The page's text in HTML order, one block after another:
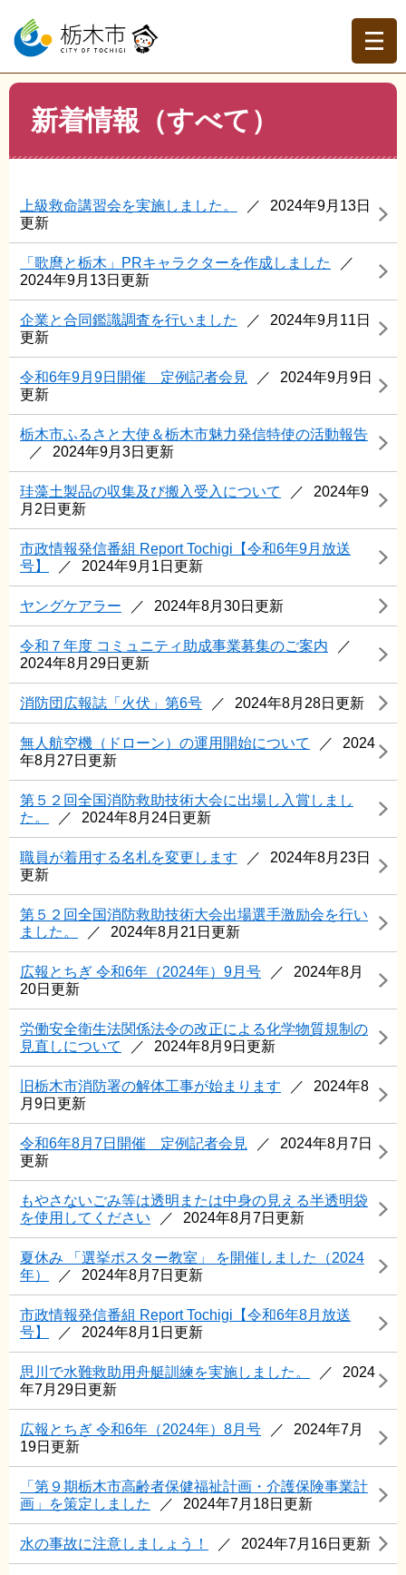
ー
の
先
ニ
ー
を
現在地
トップページ >新着情報（すべて）
新着情報（すべて）
上級救命講習会を実施しました。
2024年9月13日
更新
「歌麿と栃木」PRキャラクターを作成しました
2024年9月13日更新
企業と合同鑑識調査を行いました
2024年9月11日
更新
令和6年9月9日開催 定例記者会見
2024年9月9日
更新
栃木市ふるさと大使＆栃木市魅力発信特使の活動報告
2024年9月3日更新
珪藻土製品の収集及び搬入受入について
2024年9
月2日更新
市政情報発信番組 Report Tochigi【令和6年9月放送
号】
2024年9月1日更新
ヤングケアラー 2024年8月30日更新
令和７年度 コミュニティ助成事業募集のご案内
2024年8月29日更新
消防団広報誌「火伏」第6号 2024年8月28日更新
無人航空機（ドローン）の運用開始について
2024
年8月27日更新
第５２回全国消防救助技術大会に出場し入賞しまし
た。
2024年8月24日更新
職員が着用する名札を変更します
2024年8月23日
更新
第５２回全国消防救助技術大会出場選手激励会を行い
ました。
2024年8月21日更新
広報とちぎ 令和6年（2024年）9月号
2024年8月
20日更新
労働安全衛生法関係法令の改正による化学物質規制の
見直しについて
2024年8月9日更新
旧栃木市消防署の解体工事が始まります
2024年8
月9日更新
令和6年8月7日開催 定例記者会見
2024年8月7日
更新
もやさないごみ等は透明または中身の見える半透明袋
を使用してください
2024年8月7日更新
夏休み 「選挙ポスター教室」 を開催しました（2024
年）
2024年8月7日更新
市政情報発信番組 Report Tochigi【令和6年8月放送
号】
2024年8月1日更新
思川で水難救助用舟艇訓練を実施しました。
2024
年7月29日更新
広報とちぎ 令和6年（2024年）8月号
2024年7月
19日更新
「第９期栃木市高齢者保健福祉計画・介護保険事業計
画」を策定しました
2024年7月18日更新
水の事故に注意しましょう！ 2024年7月16日更新